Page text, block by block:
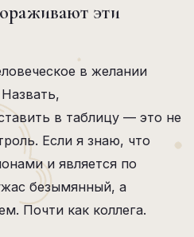
эти
в желании
в таблицу — это не
Если я знаю, что
и является по
безымянный, а
Почти как коллега.